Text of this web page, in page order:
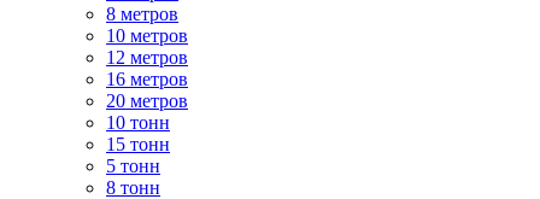
8 метров
10 метров
12 метров
16 метров
20 метров
10 тонн
15 тонн
5 тонн
8 тонн